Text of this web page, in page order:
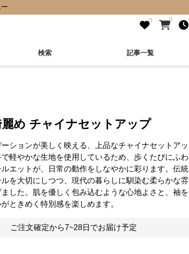
0 0
検索 記事一覧
め チャイナセットアップ
ションが美しく映える、上品なチャイナセットアッ
軽やかな生地を使用しているため、歩くたびにふわ
ルエットが、日常の動作をしなやかに彩ります。伝統
を大切にしつつ、現代の暮らしに馴染む柔らかな雰
した。肌を優しく包み込むような心地よさと、袖を
ときめく特別感を楽しめます。
ご注文確定から7~28日でお届け予定